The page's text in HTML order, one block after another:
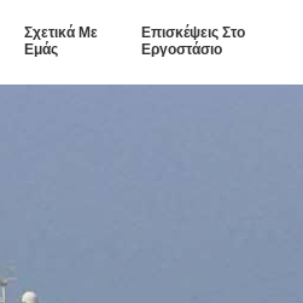
Σχετικά Με
Εμάς
Επισκέψεις Στο
Εργοστάσιο